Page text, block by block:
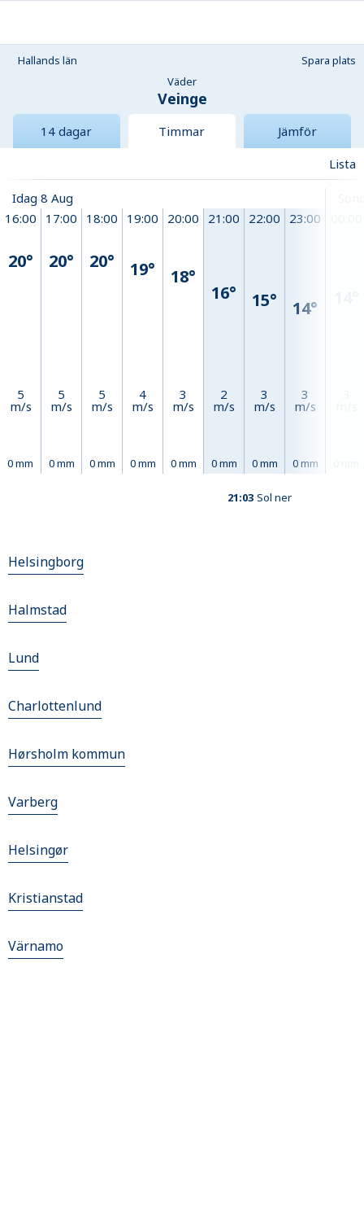
Hallands län
Spara plats
Väder
Veinge
14 dagar Timmar
Jämför
Lista
Idag 8 Aug
16:00
20°
5
m/s
0 mm
17:00
20°
5
m/s
0 mm
18:00
20°
5
m/s
0 mm
19:00
19°
4
m/s
0 mm
20:00
18°
3
m/s
0 mm
21:00
16°
2
m/s
0 mm
22:00
15°
3
m/s
0 mm
23:00
14°
3
m/s
0 mm
21:03 Sol ner
Helsingborg
Halmstad
Lund
Charlottenlund
Hørsholm kommun
Varberg
Helsingør
Kristianstad
Värnamo